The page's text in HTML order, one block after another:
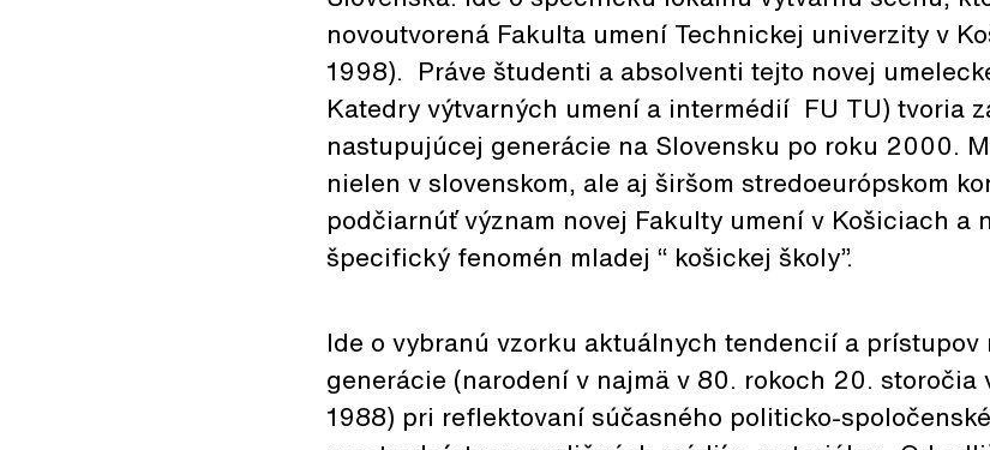
novoutvorená Fakulta umení Technickej univerzity v
1998). Práve študenti a absolventi tejto novej
Katedry výtvarných umení a intermédií FU TU) tvoria
nastupujúcej generácie na Slovensku po roku 2000.
nielen v slovenskom, ale aj širšom stredoeurópskom
podčiarnúť význam novej Fakulty umení v Košiciach a
špecifický fenomén mladej “ košickej školy”.
Ide o vybranú vzorku aktuálnych tendencií a prístupov
generácie (narodení v najmä v 80. rokoch 20. storočia
1988) pri reflektovaní súčasného politicko-